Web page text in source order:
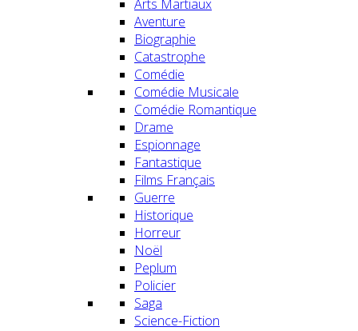
Arts Martiaux
Aventure
Biographie
Catastrophe
Comédie
Comédie Musicale
Comédie Romantique
Drame
Espionnage
Fantastique
Films Français
Guerre
Historique
Horreur
Noël
Peplum
Policier
Saga
Science-Fiction